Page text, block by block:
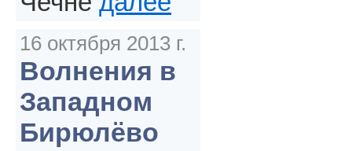
16 октября 2013 г.
Волнения в
Западном
Бирюлёво